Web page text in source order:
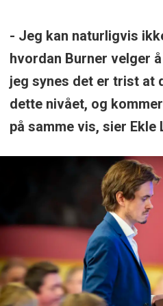
- Jeg kan naturligvis
hvordan Burner velger
jeg synes det er trist at
dette nivået, og
på samme vis, sier Ekle